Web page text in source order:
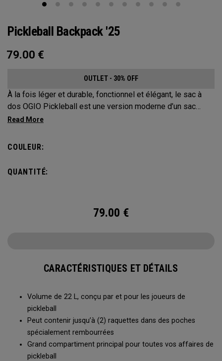
Pickleball Backpack '25
79.00 €
OUTLET - 30% OFF
À la fois léger et durable, fonctionnel et élégant, le sac à
dos OGIO Pickleball est une version moderne d’un sac
classique. Ce sac à dos extrêmement confortable protège
s’accroche à la clôture du terrain pour accéder facilement à
COULEUR:
QUANTITÉ:
79.00 €
CARACTÉRISTIQUES ET DÉTAILS
Volume de 22 L, conçu par et pour les joueurs de
pickleball
Peut contenir jusqu’à (2) raquettes dans des poches
spécialement rembourrées
Grand compartiment principal pour toutes vos affaires de
pickleball